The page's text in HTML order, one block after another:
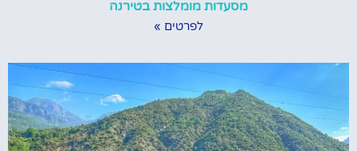
מסעדות מומלצות בטירנה
לפרטים »